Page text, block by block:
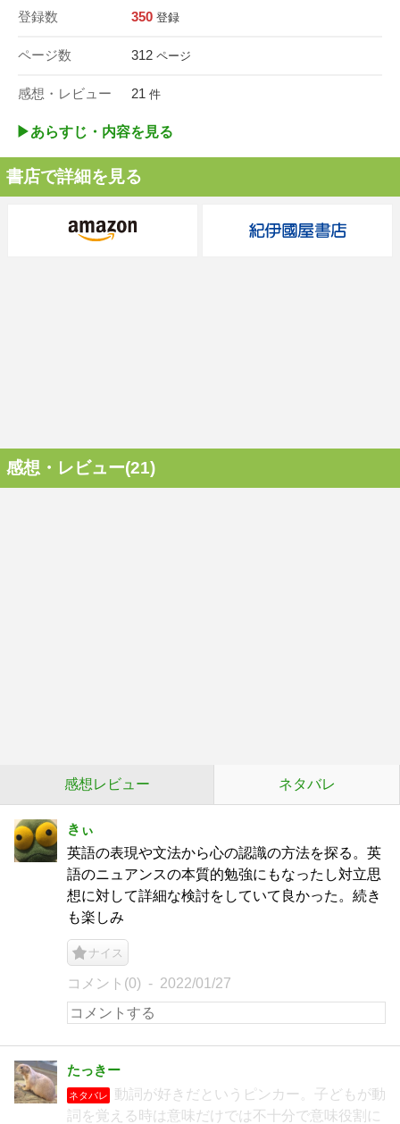
登録数 350 登録
ページ数 312 ページ
感想・レビュー 21 件
▶︎あらすじ・内容を見る
書店で詳細を見る
感想・レビュー(21)
感想レビュー ネタバレ
きぃ
英語の表現や文法から心の認識の方法を探る。英
語のニュアンスの本質的勉強にもなったし対立思
想に対して詳細な検討をしていて良かった。続き
も楽しみ
ナイス
コメント(0) 2022/01/27
たっきー
ネタバレ
動詞が好きだというピンカー。子どもが動
詞を覚える時は意味だけでは不十分で意味役割に